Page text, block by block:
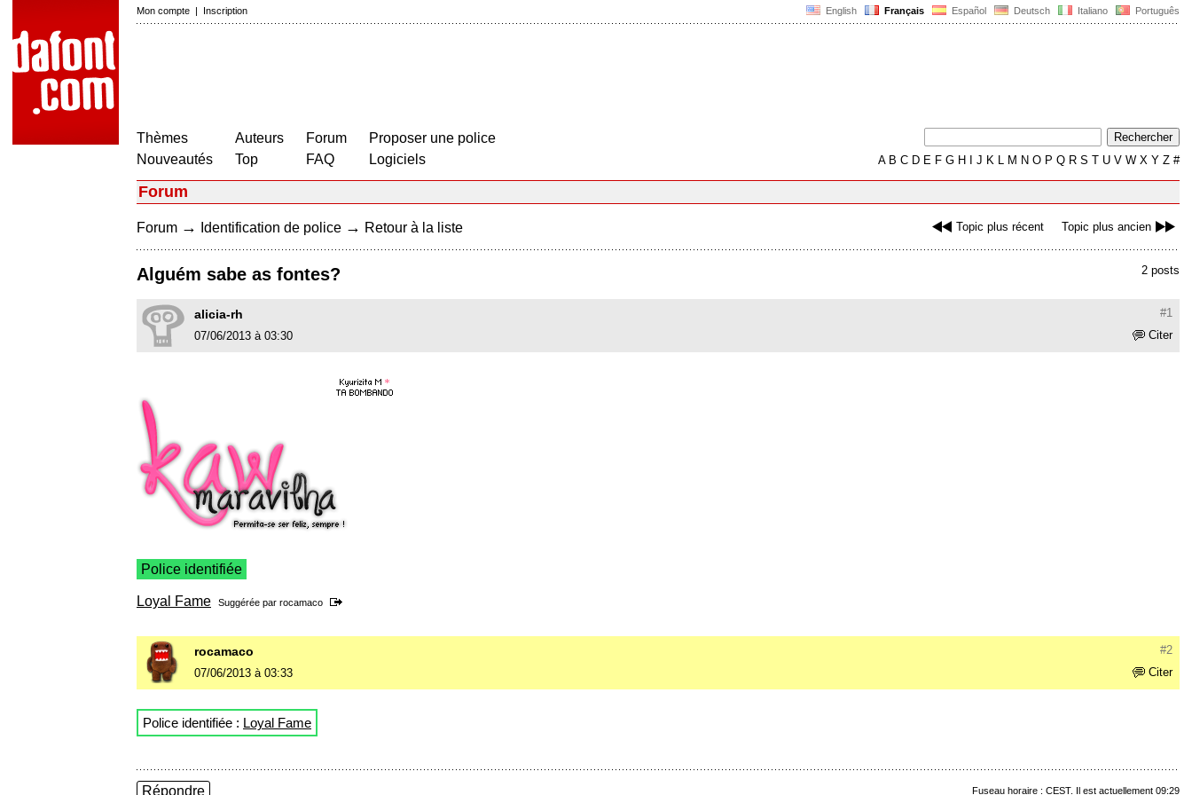
English Français Español Deutsch Italiano Português
Mon compte | Inscription
Thèmes
Nouveautés
Auteurs
Top
Forum
FAQ
Proposer une police
Logiciels
AB C D E F G H J K L M N O P Q R S T U V W X Y Z #
Forum
Topic plus récent Topic plus ancien
Forum → Identification de police → Retour à la liste
2 posts
Alguém sabe as fontes?
#1
alicia-rh
Citer
07/06/2013 à 03:30
Police identifiée
Loyal Fame Suggérée par rocamaco
#2
rocamaco
Citer
07/06/2013 à 03:33
Police identifiée : Loyal Fame
Fuseau horaire : CEST. Il est actuellement 09:29
Répondre